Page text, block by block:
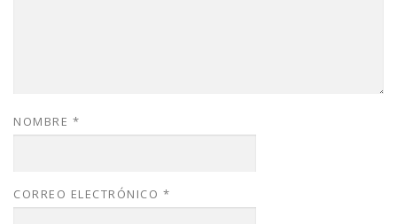
NOMBRE *
CORREO ELECTRÓNICO *